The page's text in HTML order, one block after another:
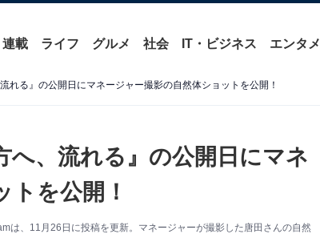
連載 ライフ グルメ 社会 IT・ビジネス エンタメ
れる』の公開日にマネージャー撮影の自然体ショットを公開！
へ、流れる』の公開日にマネ
トを公開！
は、11月26日に投稿を更新。マネージャーが撮影した唐田さんの自然